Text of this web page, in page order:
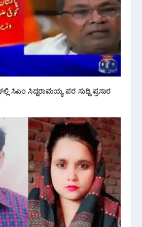
ಸಿಎಂ ಸಿದ್ದರಾಮಯ್ಯ ಪರ ಸುದ್ದಿ ಪ್ರಸಾರ